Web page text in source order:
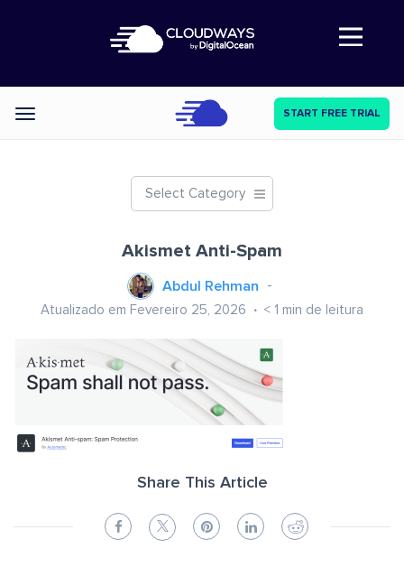
Abre a navegação
Categories START FREE TRIAL
Select Category
Akismet Anti-Spam
Abdul Rehman
Atualizado em Fevereiro 25, 2026 < 1 min de leitura
Share This Article